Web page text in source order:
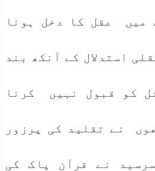
میں عقل کا دخل ہونا
استدلال کے آنکھ بند
کو قبول نہیں کرنا
نے تقلید کی پرزور
نے قرآن پاک کی